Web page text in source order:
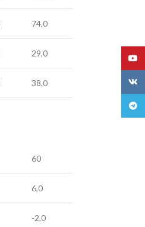
74,0
29,0
38,0
60
6,0
-2,0
VK